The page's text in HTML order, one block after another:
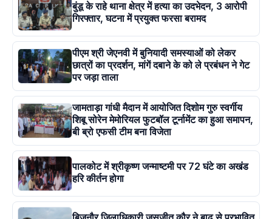
बुंडू के राहे थाना क्षेत्र में हत्या का उदभेदन, 3 आरोपी
गिरफ्तार, घटना में प्रयुक्त फरसा बरामद
पीएम श्री जेएनवी में बुनियादी समस्याओं को लेकर
छात्रों का प्रदर्शन, मांगें दबाने के को ले प्रबंधन ने गेट
पर जड़ा ताला
जामताड़ा गांधी मैदान में आयोजित दिशोम गुरु स्वर्गीय
शिबू सोरेन मेमोरियल फुटबॉल टूर्नामेंट का हुआ समापन,
बी ब्रो एफसी टीम बना विजेता
पालकोट में श्रीकृष्ण जन्माष्टमी पर 72 घंटे का अखंड
हरि कीर्तन होगा